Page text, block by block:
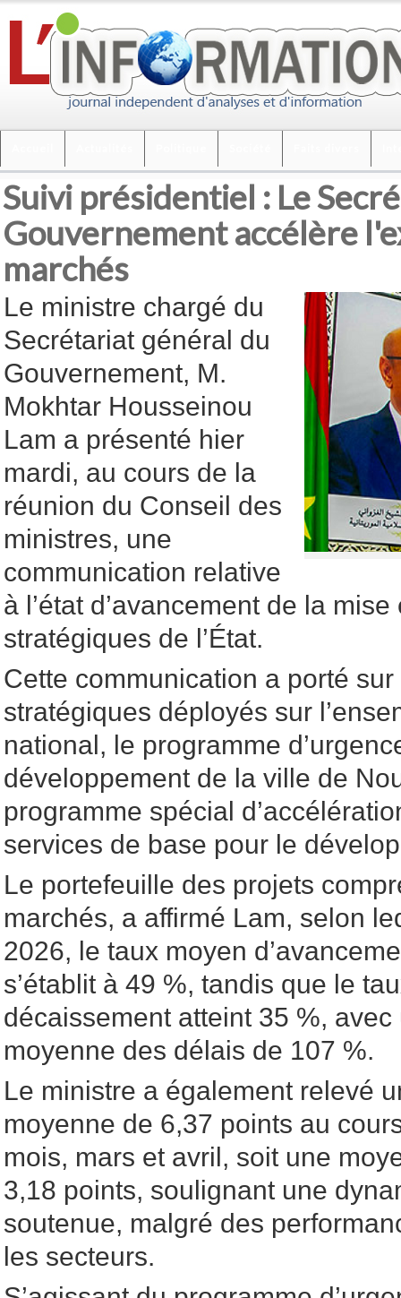
Suivi présidentiel : Le
Gouvernement accélère
marchés
Le ministre chargé du
Secrétariat général du
Gouvernement, M.
Mokhtar Housseinou
Lam a présenté hier
mardi, au cours de la
réunion du Conseil des
ministres, une
communication relative
à l’état d’avancement de la
stratégiques de l’État.
Cette communication a porté
stratégiques déployés sur
national, le programme
développement de la ville de
programme spécial
services de base pour le
Le portefeuille des projets
marchés, a affirmé Lam, selon
2026, le taux moyen
s’établit à 49 %, tandis que le
décaissement atteint 35 %,
moyenne des délais de 107 %.
Le ministre a également relevé
moyenne de 6,37 points au
mois, mars et avril, soit une
3,18 points, soulignant une
soutenue, malgré des
les secteurs.